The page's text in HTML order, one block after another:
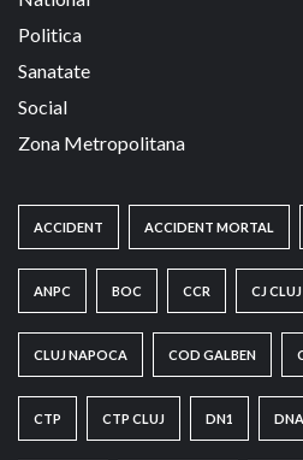
Politica
Sanatate
Social
Zona Metropolitana
ACCIDENT ACCIDENT MORTAL
ANPC BOC CCR CJ CLUJ
CLUJ NAPOCA COD GALBEN
CTP CTP CLUJ DN1 DNA